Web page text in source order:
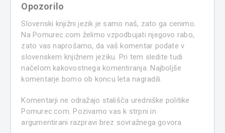
Opozorilo
Slovenski knjižni jezik je samo naš, zato ga cenimo.
Na Pomurec.com želimo vzpodbujati njegovo rabo,
zato vas naprošamo, da vaš komentar podate v
slovenskem knjižnem jeziku. Pri tem sledite tudi
načelom kakovostnega komentiranja. Najboljše
komentarje bomo ob koncu leta nagradili.
Komentarji ne odražajo stališča uredniške politike
Pomurec.com. Pozivamo vas k strpni in
argumentirani razpravi brez sovražnega govora.